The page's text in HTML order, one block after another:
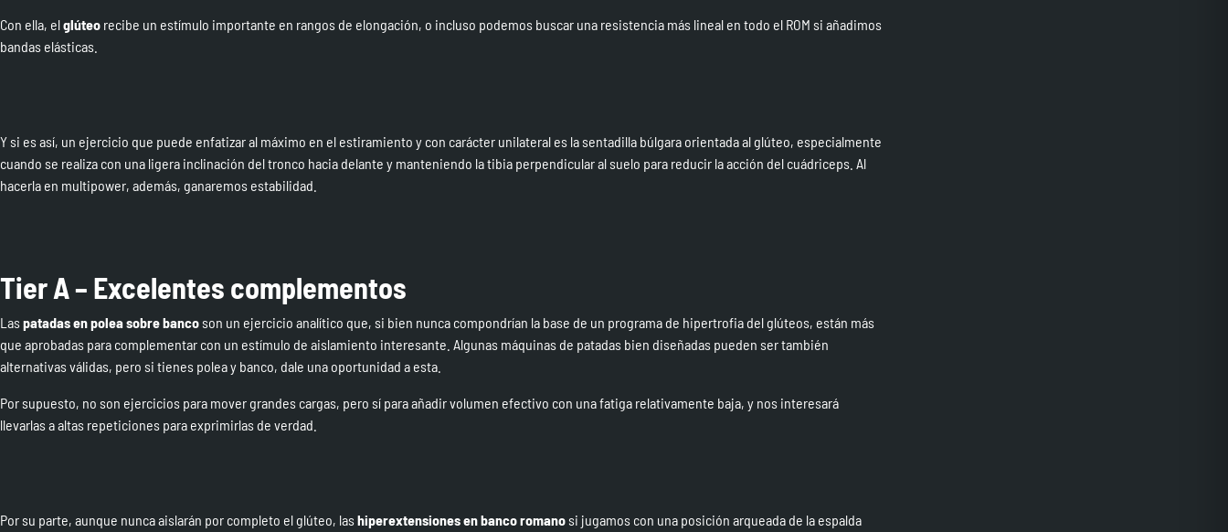
Con ella, elglúteo recibe un estímulo importante en rangos de elongación, o incluso podemos buscar una resistencia más lineal en todo el ROM si añadimos
bandas elásticas.
Y si es así, un ejercicio que puede enfatizar al máximo en el estiramiento y con carácter unilateral es la sentadilla búlgara orientada al glúteo, especialmente
cuando se realiza con una ligera inclinación del tronco hacia delante y manteniendo la tibia perpendicular al suelo para reducir la acción del cuádriceps. Al
hacerla en multipower, además, ganaremos estabilidad.
Tier A – Excelentes complementos
Laspatadas en polea sobre banco son un ejercicio analítico que, si bien nunca compondrían la base de un programa de hipertrofia del glúteos, están más
que aprobadas para complementar con un estímulo de aislamiento interesante. Algunas máquinas de patadas bien diseñadas pueden ser también
alternativas válidas, pero si tienes polea y banco, dale una oportunidad a esta.
Por supuesto, no son ejercicios para mover grandes cargas, pero sí para añadir volumen efectivo con una fatiga relativamente baja, y nos interesará
llevarlas a altas repeticiones para exprimirlas de verdad.
Por su parte, aunque nunca aislarán por completo el glúteo, lashiperextensiones en banco romano si jugamos con una posición arqueada de la espalda